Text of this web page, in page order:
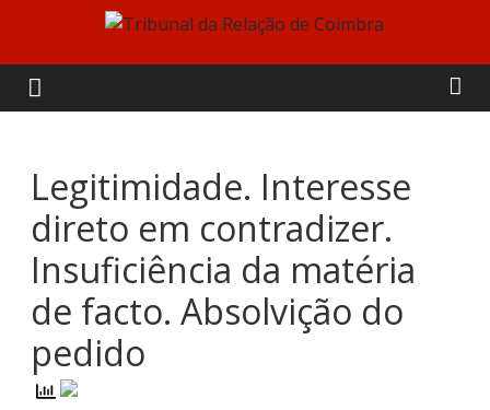
content
Tribunal
da
Relação
de
Coimbra
Legitimidade. Interesse
direto em contradizer.
Insuficiência da matéria
de facto. Absolvição do
pedido